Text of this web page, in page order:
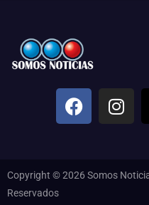
Copyright © 2026 Somos
Reservados